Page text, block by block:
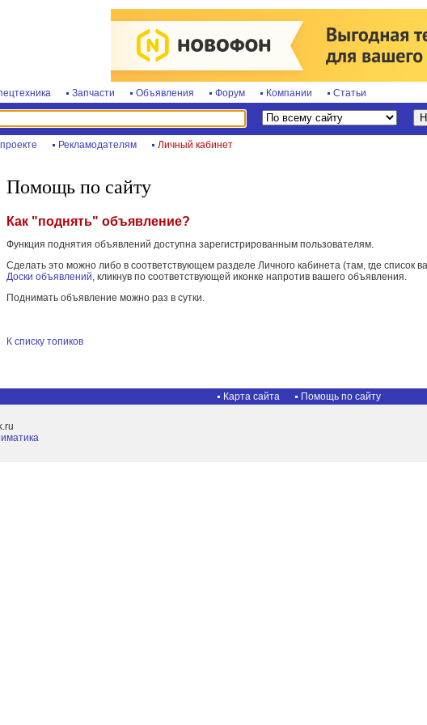
Запчасти Объявления Форум Компании Статьи
Рекламодателям Личный кабинет
Помощь по сайту
Как "поднять" объявление?
Функция поднятия объявлений доступна зарегистрированным пользователям.
Сделать это можно либо в соответствующем разделе Личного кабинета (там, где список
Доски объявлений, кликнув по соответствующей иконке напротив вашего объявления.
Поднимать объявление можно раз в сутки.
К списку топиков
Карта сайта Помощь по сайту